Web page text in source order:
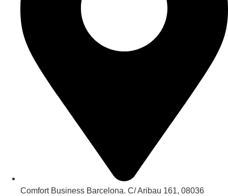
Comfort Business Barcelona. C/ Aribau 161, 08036